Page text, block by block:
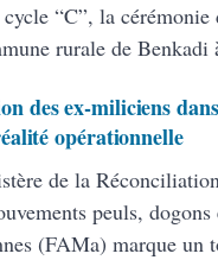
“C”, la
rurale de Benkadi
des ex-miliciens
opérationnelle
de la
peuls,
(FAMa) marque un